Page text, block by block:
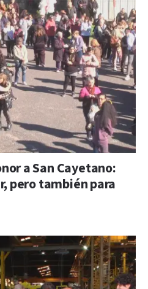
a San Cayetano:
pero también para